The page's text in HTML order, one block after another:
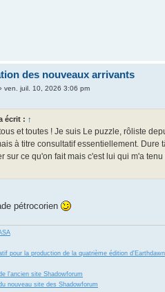
des nouveaux arrivants
ven. juil. 10, 2026 3:06 pm
écrit : ↑
et toutes ! Je suis Le puzzle, rôliste
à titre consultatif essentiellement.
sur ce qu'on fait mais c'est lui qui m'a
pétrocorien
pour la production de la quatrième édition d'Earthdawn
l'ancien site Shadowforum
nouveau site des Shadowforum